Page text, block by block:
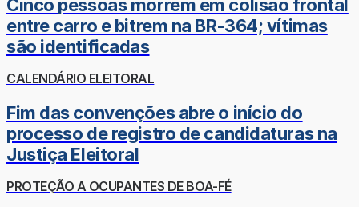
Cinco pessoas morrem em colisão frontal
entre carro e bitrem na BR-364; vítimas
são identificadas
CALENDÁRIO ELEITORAL
Fim das convenções abre o início do
processo de registro de candidaturas na
Justiça Eleitoral
PROTEÇÃO A OCUPANTES DE BOA-FÉ